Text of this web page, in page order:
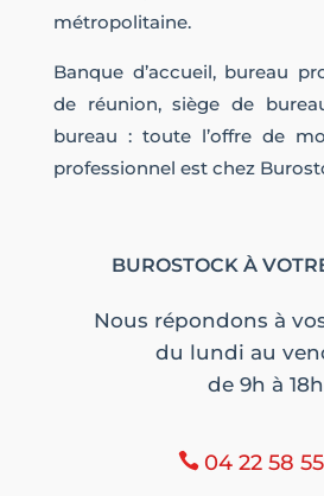
métropolitaine.
Banque d’accueil, bureau
de réunion, siège de
bureau : toute l’offre de
professionnel est chez
BUROSTOCK À
Nous répondons à
du lundi au
de 9h à 18h
04 22 58